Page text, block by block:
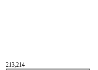
213,214